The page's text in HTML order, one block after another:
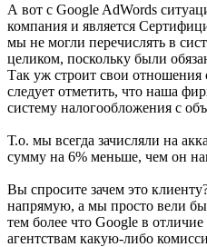
А вот с Google AdWords
компания и является
мы не могли перечислять в
целиком, поскольку были
Так уж строит свои отношения
следует отметить, что наша
систему налогообложения с
Т.о. мы всегда зачисляли на
сумму на 6% меньше, чем он
Вы спросите зачем это
напрямую, а мы просто вели
тем более что Google в
агентствам какую-либо